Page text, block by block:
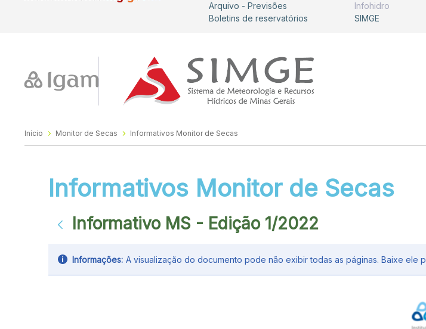
Arquivo - Previsões
Boletins de reservatórios
Infohidro
SIMGE
Início Monitor de Secas Informativos Monitor de Secas
Informativos Monitor de Secas
Informativo MS - Edição 1/2022
Informações: A visualização do documento pode não exibir todas as páginas. Baixe ele